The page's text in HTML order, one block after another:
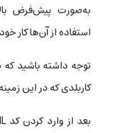
به‌صورت پیش‌فرض
استفاده از آن‌ها کار
کاربلدی که در این
بعد از وارد کردن کد HTML، روی دکمۀ